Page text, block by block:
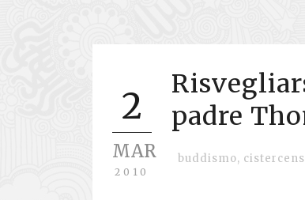
2
MAR
2010
padre
buddismo,